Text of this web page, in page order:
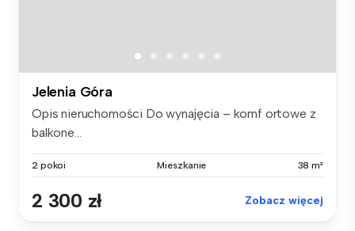
Jelenia Góra
Opis nieruchomości Do wynajęcia – komf ortowe z
balkone...
2 pokoi Mieszkanie 38 m²
2 300 zł Zobacz więcej